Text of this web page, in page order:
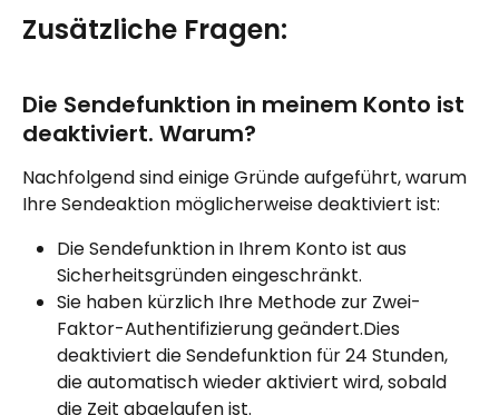
Zusätzliche Fragen:
Die Sendefunktion in meinem Konto ist
deaktiviert. Warum?
Nachfolgend sind einige Gründe aufgeführt, warum
Ihre Sendeaktion möglicherweise deaktiviert ist:
Die Sendefunktion in Ihrem Konto ist aus
Sicherheitsgründen eingeschränkt.
Sie haben kürzlich Ihre Methode zur Zwei-
Faktor-Authentifizierung geändert.Dies
deaktiviert die Sendefunktion für 24 Stunden,
die automatisch wieder aktiviert wird, sobald
die Zeit abgelaufen ist.